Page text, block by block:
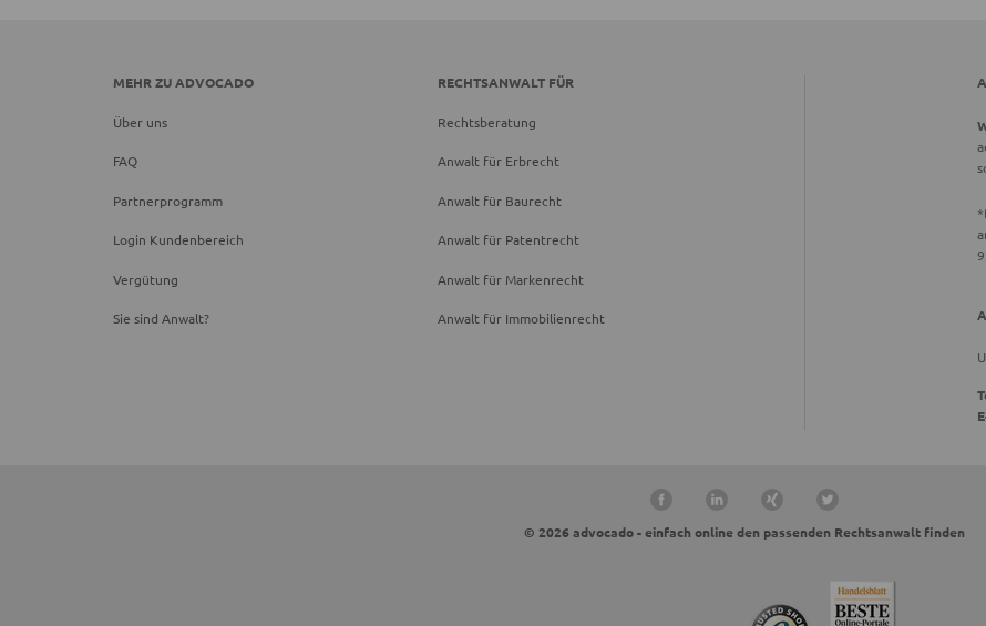
MEHR ZU ADVOCADO
Über uns
FAQ
Partnerprogramm
Login Kundenbereich
Vergütung
Sie sind Anwalt?
RECHTSANWALT FÜR
Rechtsberatung
Anwalt für Erbrecht
Anwalt für Baurecht
Anwalt für Patentrecht
Anwalt für Markenrecht
Anwalt für Immobilienrecht
© 2026 advocado - einfach online den passenden Rechtsanwalt finden